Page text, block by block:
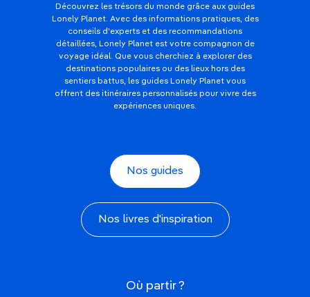
Découvrez les trésors du monde grâce aux guides
Lonely Planet. Avec des informations pratiques, des
conseils d'experts et des recommandations
détaillées, Lonely Planet est votre compagnon de
voyage idéal. Que vous cherchiez à explorer des
destinations populaires ou des lieux hors des
sentiers battus, les guides Lonely Planet vous
offrent des itinéraires personnalisés pour vivre des
expériences uniques.
Nos guides
Nos livres d'inspiration
Où partir ?